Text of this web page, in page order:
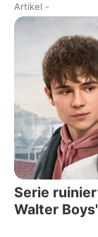
Artikel -
Serie
Walter